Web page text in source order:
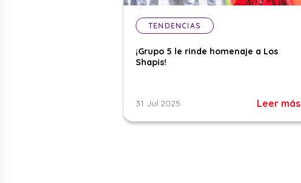
TENDENCIAS
¡Grupo 5 le rinde homenaje a Los
Shapis!
31 Jul 2025 Leer más